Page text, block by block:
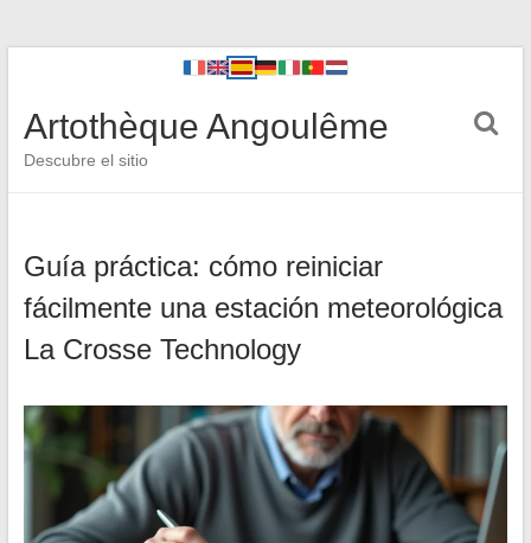
Artothèque Angoulême
Descubre el sitio
Guía práctica: cómo reiniciar
fácilmente una estación meteorológica
La Crosse Technology